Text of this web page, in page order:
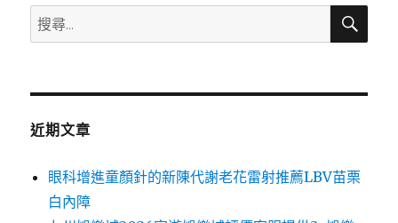
搜
尋
鍵
搜
近期文章
眼科增進童顏針的新陳代謝老花雷射推薦LBV苗栗
白內障